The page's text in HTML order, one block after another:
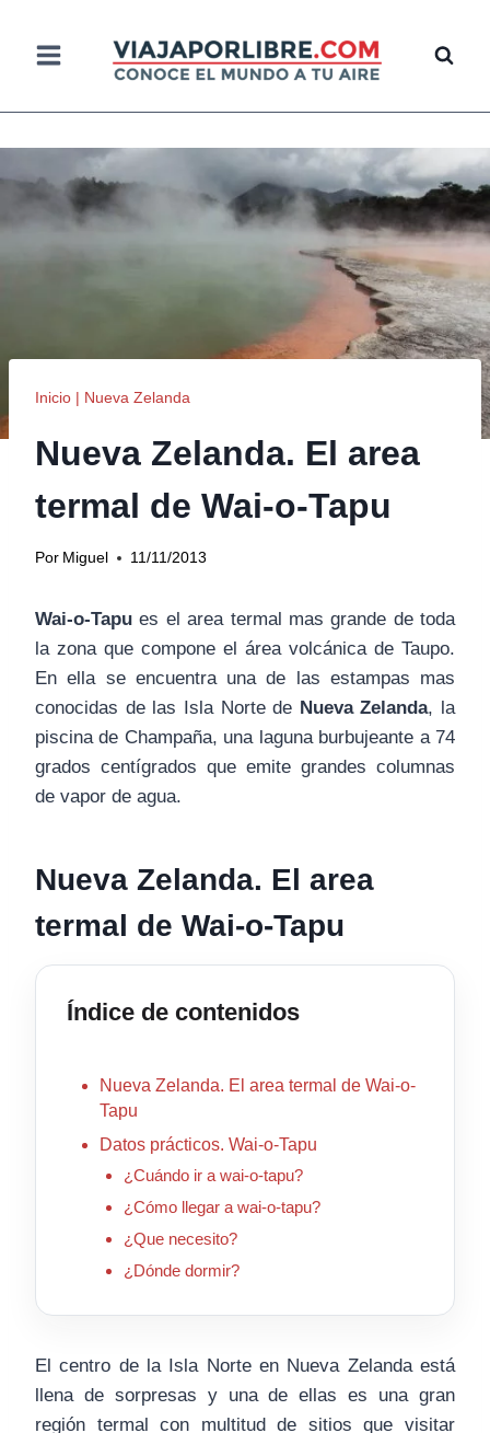
contenido
Inicio | Nueva Zelanda
Nueva Zelanda. El area
termal de Wai-o-Tapu
Por Miguel 11/11/2013
Wai-o-Tapu es el area termal mas grande de toda
la zona que compone el área volcánica de Taupo.
En ella se encuentra una de las estampas mas
conocidas de las Isla Norte de Nueva Zelanda, la
piscina de Champaña, una laguna burbujeante a 74
grados centígrados que emite grandes columnas
de vapor de agua.
Nueva Zelanda. El area
termal de Wai-o-Tapu
Índice de contenidos
Nueva Zelanda. El area termal de Wai-o-
Tapu
Datos prácticos. Wai-o-Tapu
¿Cuándo ir a wai-o-tapu?
¿Cómo llegar a wai-o-tapu?
¿Que necesito?
¿Dónde dormir?
El centro de la Isla Norte en Nueva Zelanda está
llena de sorpresas y una de ellas es una gran
región termal con multitud de sitios que visitar